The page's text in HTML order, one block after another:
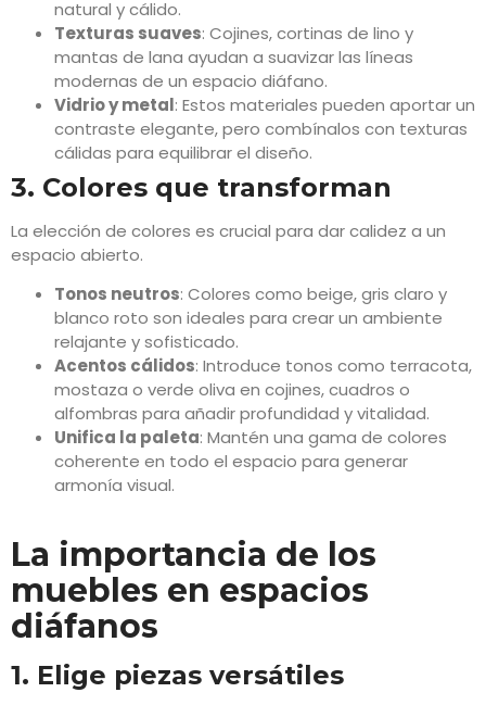
natural y cálido.
Texturas suaves: Cojines, cortinas de lino y
mantas de lana ayudan a suavizar las líneas
modernas de un espacio diáfano.
Vidrio y metal: Estos materiales pueden aportar un
contraste elegante, pero combínalos con texturas
cálidas para equilibrar el diseño.
3. Colores que transforman
La elección de colores es crucial para dar calidez a un
espacio abierto.
Tonos neutros: Colores como beige, gris claro y
blanco roto son ideales para crear un ambiente
relajante y sofisticado.
Acentos cálidos: Introduce tonos como terracota,
mostaza o verde oliva en cojines, cuadros o
alfombras para añadir profundidad y vitalidad.
Unifica la paleta: Mantén una gama de colores
coherente en todo el espacio para generar
armonía visual.
La importancia de los
muebles en espacios
diáfanos
1. Elige piezas versátiles